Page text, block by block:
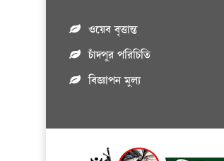
ওয়েব বৃত্তান্ত
চাঁদপুর পরিচিতি
বিজ্ঞাপন মুল্য